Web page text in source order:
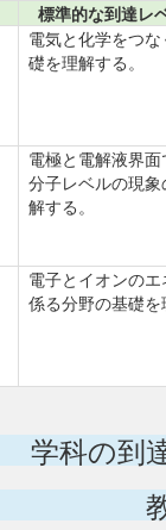
標準的な到達レ
電気と化学をつ
礎を理解する。
電極と電解液界
分子レベルの現
解する。
電子とイオンの
係る分野の基礎
学科の到